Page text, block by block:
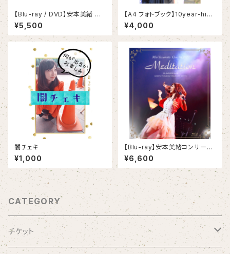
【Blu-ray / DVD】安本美緒 レ
コ発 Birthday concert anda
nte〜Quartet〜
¥5,500
【A4 フォトブック】10year-hist
ory
¥4,000
闇チェキ
¥1,000
【Blu-ray】安本美緒コンサート
2017「Meditation」
¥6,600
CATEGORY
チケット